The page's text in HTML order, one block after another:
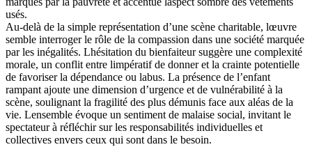
usés.
Au-delà de la simple représentation d’une scène charitable, lœuvre
semble interroger le rôle de la compassion dans une société marquée
par les inégalités. Lhésitation du bienfaiteur suggère une complexité
morale, un conflit entre limpératif de donner et la crainte potentielle
de favoriser la dépendance ou labus. La présence de l’enfant
rampant ajoute une dimension d’urgence et de vulnérabilité à la
scène, soulignant la fragilité des plus démunis face aux aléas de la
vie. Lensemble évoque un sentiment de malaise social, invitant le
spectateur à réfléchir sur les responsabilités individuelles et
collectives envers ceux qui sont dans le besoin.